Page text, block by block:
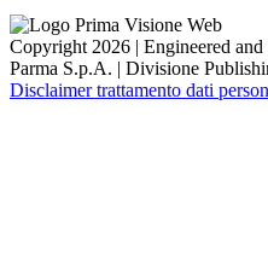
Copyright 2026 | Engineered
Parma S.p.A. | Divisione
Disclaimer trattamento dati